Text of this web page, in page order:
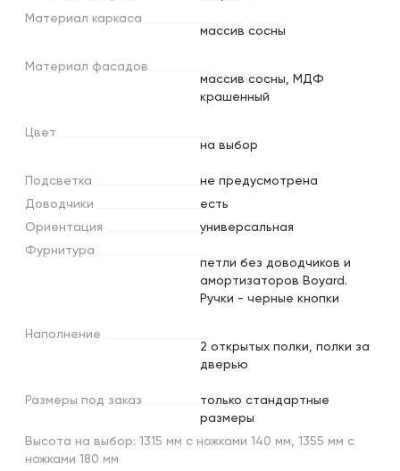
Материал каркаса
массив сосны
Материал фасадов
массив сосны, МДФ
крашенный
Цвет
на выбор
Подсветка
не предусмотрена
Доводчики
есть
Ориентация
универсальная
Фурнитура
петли без доводчиков и
амортизаторов Boyard.
Ручки - черные кнопки
Наполнение
2 открытых полки, полки за
дверью
Размеры под заказ
только стандартные
размеры
Высота на выбор: 1315 мм с ножками 140 мм, 1355 мм с
ножками 180 мм